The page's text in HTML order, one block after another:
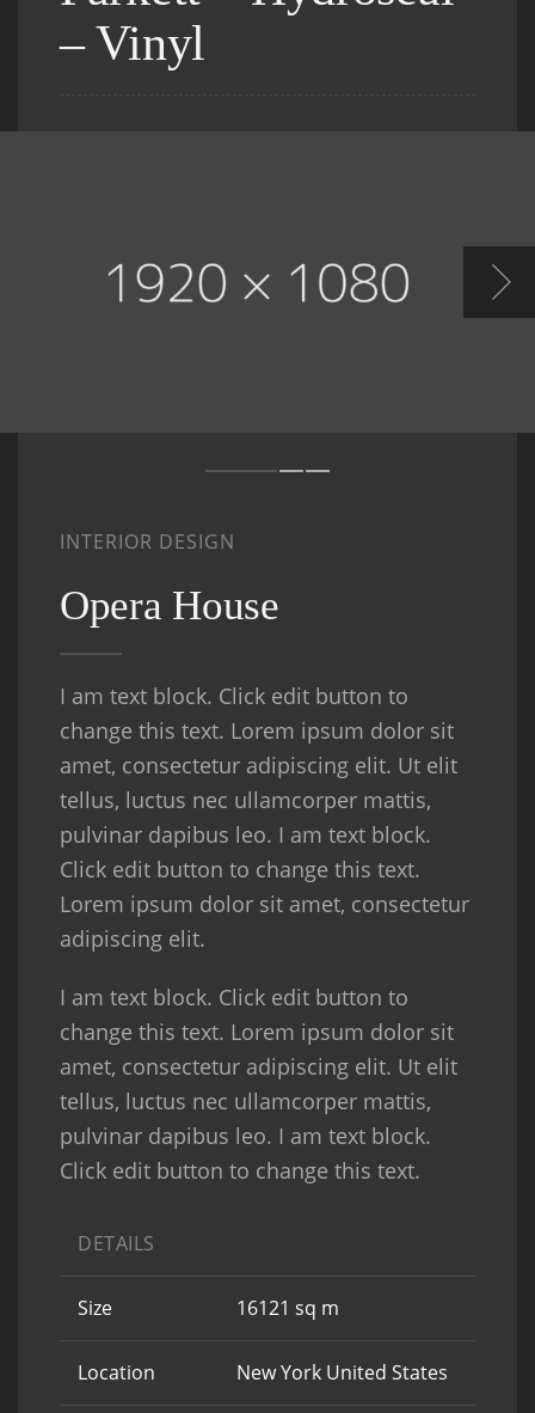
– Vinyl
INTERIOR DESIGN
Opera House
I am text block. Click edit button to
change this text. Lorem ipsum dolor sit
amet, consectetur adipiscing elit. Ut elit
tellus, luctus nec ullamcorper mattis,
pulvinar dapibus leo. I am text block.
Click edit button to change this text.
Lorem ipsum dolor sit amet, consectetur
adipiscing elit.
I am text block. Click edit button to
change this text. Lorem ipsum dolor sit
amet, consectetur adipiscing elit. Ut elit
tellus, luctus nec ullamcorper mattis,
pulvinar dapibus leo. I am text block.
Click edit button to change this text.
DETAILS
Size 16121 sq m
Location New York United States